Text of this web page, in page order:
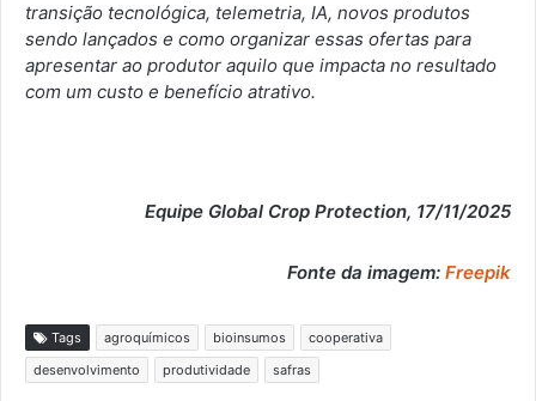
transição tecnológica, telemetria, IA, novos produtos
sendo lançados e como organizar essas ofertas para
apresentar ao produtor aquilo que impacta no resultado
com um custo e benefício atrativo.
Equipe Global Crop Protection, 17/11/2025
Fonte da imagem: Freepik
Tags agroquímicos bioinsumos
cooperativa
desenvolvimento
produtividade safras